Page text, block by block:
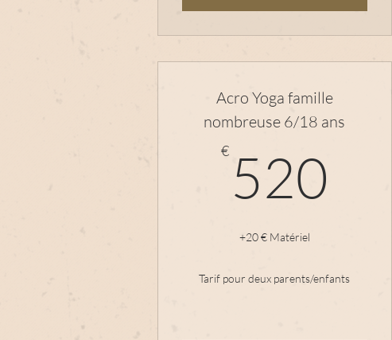
Acro Yoga famille
nombreuse 6/18 ans
€ 520
+20 € Matériel
Tarif pour deux parents/enfants